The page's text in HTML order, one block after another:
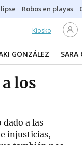
Robos en playas
Kiosko
GONZÁLEZ SARA
los
a las
injusticias,